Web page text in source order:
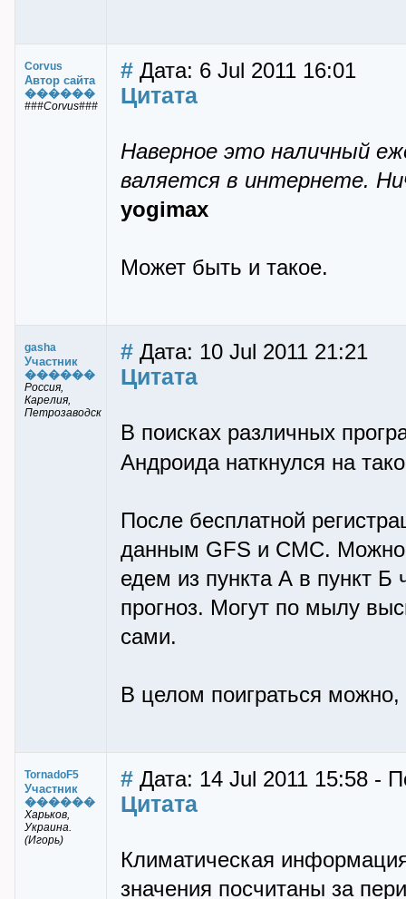
Corvus
Автор сайта
������
###Corvus###
# Дата: 6 Jul 2011 16:01
Цитата
Наверное это наличный
валяется в интернете.
yogimax
Может быть и такое.
gasha
Участник
������
Россия,
Карелия,
Петрозаводск
# Дата: 10 Jul 2011 21:21
Цитата
В поисках различных
Андроида наткнулся на
После бесплатной
данным GFS и CMC. Можно
едем из пункта А в пункт Б
прогноз. Могут по мылу
сами.
В целом поиграться можно,
TornadoF5
Участник
������
Харьков,
Украина.
(Игорь)
# Дата: 14 Jul 2011 15:58 -
Цитата
Климатическая
значения посчитаны за